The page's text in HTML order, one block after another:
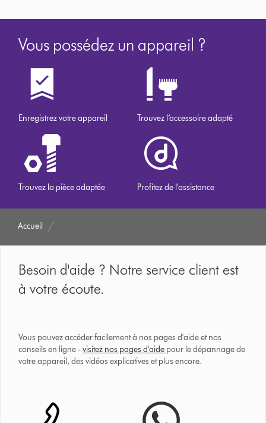
Vous possédez un appareil ?
Enregistrez votre appareil Trouvez l’accessoire adapté
Trouvez la pièce adaptée Profitez de l'assistance
Accueil
Besoin d'aide ? Notre service client est
à votre écoute.
Vous pouvez accéder facilement à nos pages d'aide et nos
conseils en ligne -visitez nos pages d'aide pour le dépannage de
votre appareil, des vidéos explicatives et plus encore.